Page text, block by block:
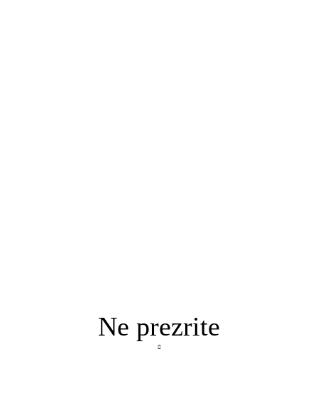
Ne prezrite